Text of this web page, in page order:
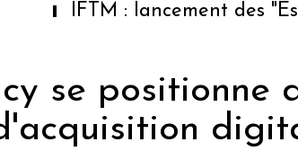
: lancement des "Escales
se positionne